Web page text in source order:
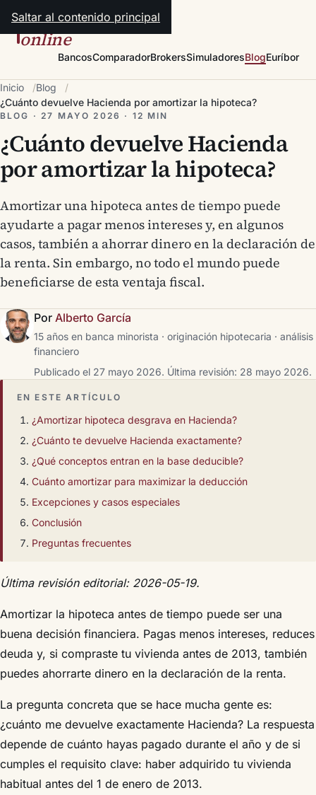
Saltar al contenido principal
hipotecas
online
BancosComparadorBrokersSimuladoresBlogEuríbor
Inicio
Blog
¿Cuánto devuelve Hacienda por amortizar la hipoteca?
BLOG · 27 MAYO 2026 · 12 MIN
¿Cuánto devuelve Hacienda
por amortizar la hipoteca?
Amortizar una hipoteca antes de tiempo puede
ayudarte a pagar menos intereses y, en algunos
casos, también a ahorrar dinero en la declaración de
la renta. Sin embargo, no todo el mundo puede
beneficiarse de esta ventaja fiscal.
Por Alberto García
15 años en banca minorista · originación hipotecaria · análisis
financiero
Publicado el 27 mayo 2026. Última revisión: 28 mayo 2026.
EN ESTE ARTÍCULO
¿Amortizar hipoteca desgrava en Hacienda?
¿Cuánto te devuelve Hacienda exactamente?
¿Qué conceptos entran en la base deducible?
Cuánto amortizar para maximizar la deducción
Excepciones y casos especiales
Conclusión
Preguntas frecuentes
Última revisión editorial: 2026-05-19.
Amortizar la hipoteca antes de tiempo puede ser una
buena decisión financiera. Pagas menos intereses, reduces
deuda y, si compraste tu vivienda antes de 2013, también
puedes ahorrarte dinero en la declaración de la renta.
La pregunta concreta que se hace mucha gente es:
¿cuánto me devuelve exactamente Hacienda? La respuesta
depende de cuánto hayas pagado durante el año y de si
cumples el requisito clave: haber adquirido tu vivienda
habitual antes del 1 de enero de 2013.